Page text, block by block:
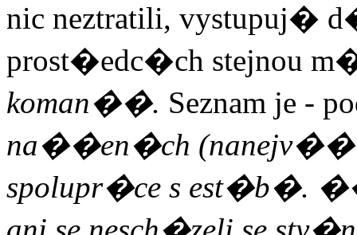
nic neztratili, vystupuj�
prost�edc�ch stejnou
koman��. Seznam je -
na��en�ch (nanejv��
spolupr�ce s est�b�.